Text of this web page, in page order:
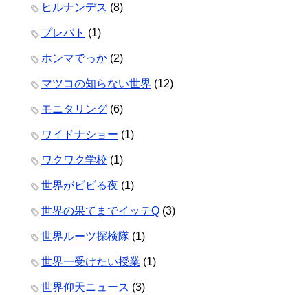
ヒルナンデス (8)
プレバト (1)
ホンマでっか (2)
マツコの知らない世界 (12)
モニタリング (6)
ワイドナショー (1)
ワクワク学校 (1)
世界がビビる夜 (1)
世界の果てまでイッテQ (3)
世界ルーツ探検隊 (1)
世界一受けたい授業 (1)
世界仰天ニュース (3)